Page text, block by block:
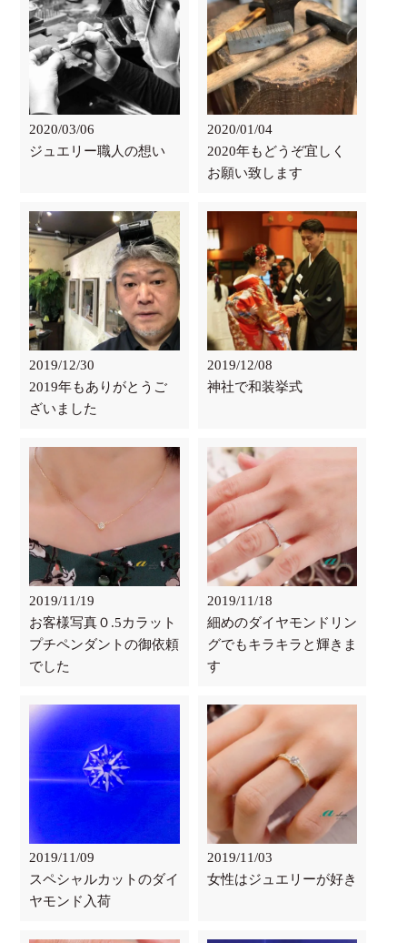
2020/03/06
ジュエリー職人の想い
2020/01/04
2020年もどうぞ宜しく
お願い致します
2019/12/30
2019年もありがとうご
ざいました
2019/12/08
神社で和装挙式
2019/11/19
お客様写真０.5カラット
プチペンダントの御依頼
でした
2019/11/18
細めのダイヤモンドリン
グでもキラキラと輝きま
す
2019/11/09
スペシャルカットのダイ
ヤモンド入荷
2019/11/03
女性はジュエリーが好き